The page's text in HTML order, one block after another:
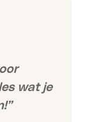
wat je